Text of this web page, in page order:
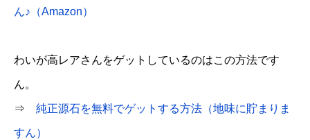
ん♪（Amazon）
わいが高レアさんをゲットしているのはこの方法です
ん。
⇒ 純正源石を無料でゲットする方法（地味に貯まりま
すん）